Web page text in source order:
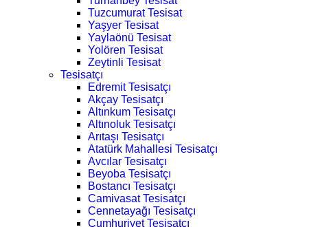
Tuzcumurat Tesisat
Yaşyer Tesisat
Yaylaönü Tesisat
Yolören Tesisat
Zeytinli Tesisat
Tesisatçı
Edremit Tesisatçı
Akçay Tesisatçı
Altınkum Tesisatçı
Altınoluk Tesisatçı
Arıtaşı Tesisatçı
Atatürk Mahallesi Tesisatçı
Avcılar Tesisatçı
Beyoba Tesisatçı
Bostancı Tesisatçı
Camivasat Tesisatçı
Cennetayağı Tesisatçı
Cumhuriyet Tesisatçı